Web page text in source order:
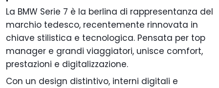
La BMW Serie 7 è la berlina di rappresentanza del
marchio tedesco, recentemente rinnovata in
chiave stilistica e tecnologica. Pensata per top
manager e grandi viaggiatori, unisce comfort,
prestazioni e digitalizzazione.
Con un design distintivo, interni digitali e